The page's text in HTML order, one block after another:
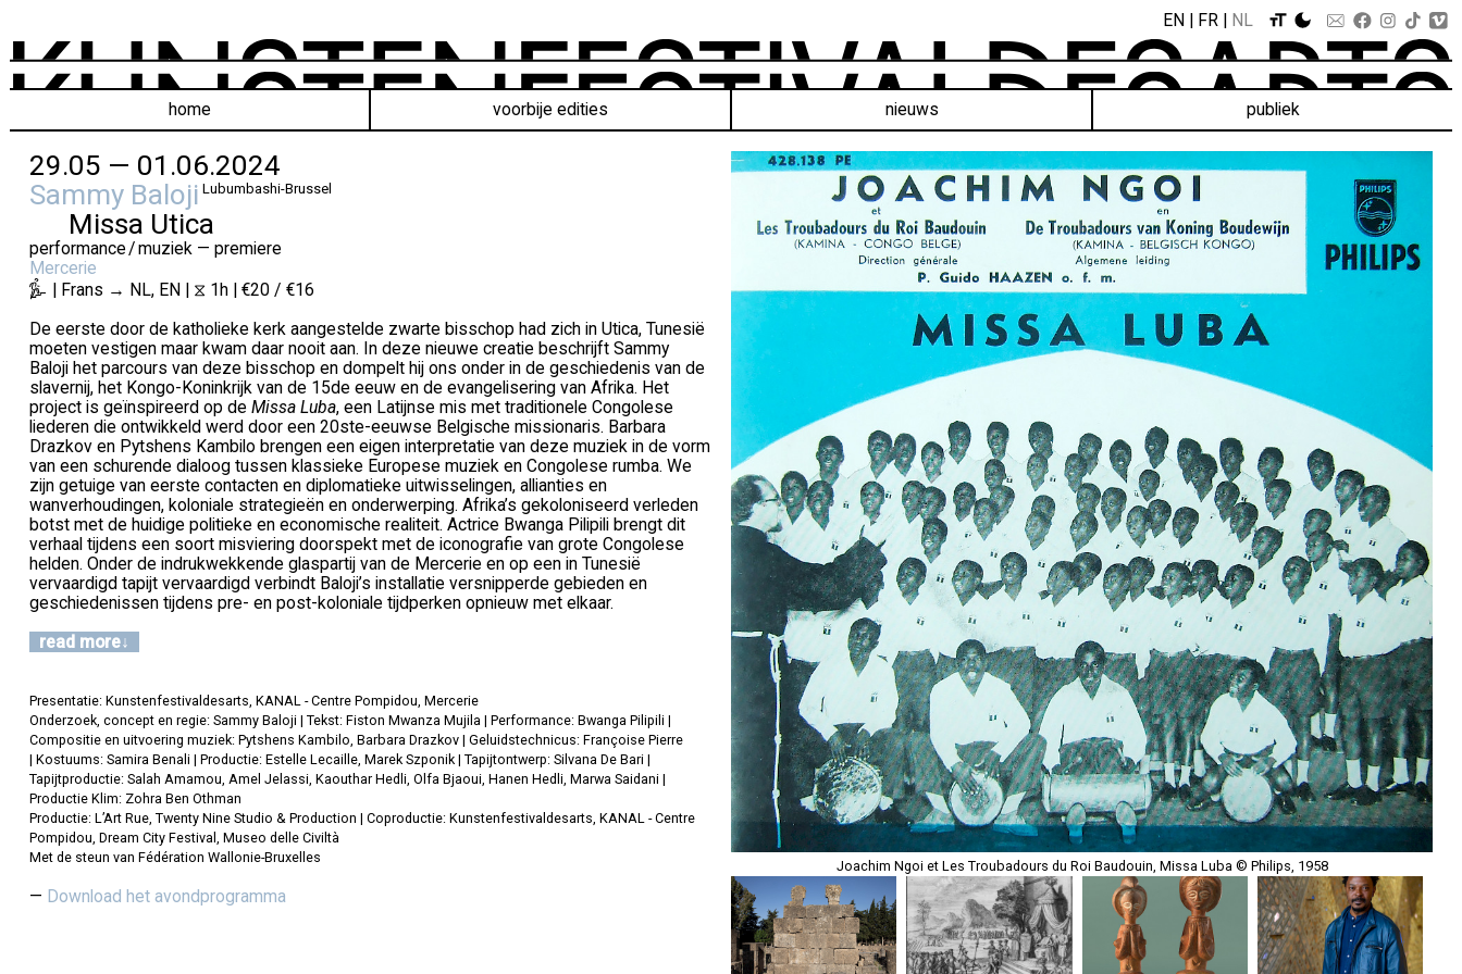
EN FR NL
home voorbije edities nieuws publiek
29.05 — 01.06.2024
Sammy Baloji Lubumbashi-Brussel
Missa Utica
performance / muziek — premiere
Mercerie
| Frans → NL, EN | ⧖ 1h | €20 / €16
De eerste door de katholieke kerk aangestelde zwarte bisschop had zich in Utica, Tunesië
moeten vestigen maar kwam daar nooit aan. In deze nieuwe creatie beschrijft Sammy
Baloji het parcours van deze bisschop en dompelt hij ons onder in de geschiedenis van de
slavernij, het Kongo-Koninkrijk van de 15de eeuw en de evangelisering van Afrika. Het
project is geïnspireerd op de Missa Luba, een Latijnse mis met traditionele Congolese
liederen die ontwikkeld werd door een 20ste-eeuwse Belgische missionaris. Barbara
Drazkov en Pytshens Kambilo brengen een eigen interpretatie van deze muziek in de vorm
van een schurende dialoog tussen klassieke Europese muziek en Congolese rumba. We
zijn getuige van eerste contacten en diplomatieke uitwisselingen, allianties en
wanverhoudingen, koloniale strategieën en onderwerping. Afrika’s gekoloniseerd verleden
botst met de huidige politieke en economische realiteit. Actrice Bwanga Pilipili brengt dit
verhaal tijdens een soort misviering doorspekt met de iconografie van grote Congolese
helden. Onder de indrukwekkende glaspartij van de Mercerie en op een in Tunesië
vervaardigd tapijt vervaardigd verbindt Baloji’s installatie versnipperde gebieden en
geschiedenissen tijdens pre- en post-koloniale tijdperken opnieuw met elkaar.
read more
Presentatie: Kunstenfestivaldesarts, KANAL - Centre Pompidou, Mercerie
Onderzoek, concept en regie: Sammy Baloji | Tekst: Fiston Mwanza Mujila | Performance: Bwanga Pilipili |
Compositie en uitvoering muziek: Pytshens Kambilo, Barbara Drazkov | Geluidstechnicus: Françoise Pierre
| Kostuums: Samira Benali | Productie: Estelle Lecaille, Marek Szponik | Tapijtontwerp: Silvana De Bari |
Tapijtproductie: Salah Amamou, Amel Jelassi, Kaouthar Hedli, Olfa Bjaoui, Hanen Hedli, Marwa Saidani |
Productie Klim: Zohra Ben Othman
Productie: L’Art Rue, Twenty Nine Studio & Production | Coproductie: Kunstenfestivaldesarts, KANAL - Centre
Pompidou, Dream City Festival, Museo delle Civiltà
Met de steun van Fédération Wallonie-Bruxelles
Download het avondprogramma
Joachim Ngoi et Les Troubadours du Roi Baudouin, Missa Luba © Philips, 1958